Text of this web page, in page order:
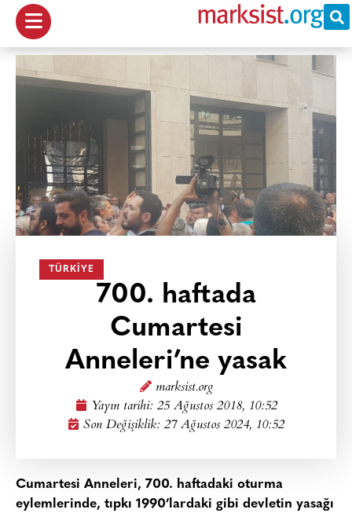
TÜRKIYE
700. haftada
Cumartesi
Anneleri’ne yasak
marksist.org
Yayın tarihi: 25 Ağustos 2018, 10:52
Son Değişiklik: 27 Ağustos 2024, 10:52
Cumartesi Anneleri, 700. haftadaki oturma
eylemlerinde, tıpkı 1990’lardaki gibi devletin yasağı